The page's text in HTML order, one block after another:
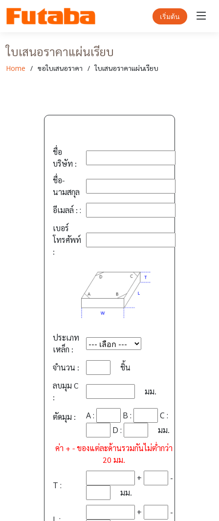
เริ่มต้น
ใบเสนอราคาแผ่นเรียบ
Home ขอใบเสนอราคา ใบเสนอราคาแผ่นเรียบ
ชื่อ
บริษัท :
ชื่อ-
นามสกุล
อีเมลล์ : :
เบอร์
โทรศัพท์
:
ประเภท
เหล็ก :
จำนวน :
ชิ้น
ลบมุม C
:
มม.
ตัดมุม : A : B :
C :
D :
มม.
ค่า + - ของแต่ละด้านรวมกันไม่ต่ำกว่า
20 มม.
T :
+ -
มม.
+ -